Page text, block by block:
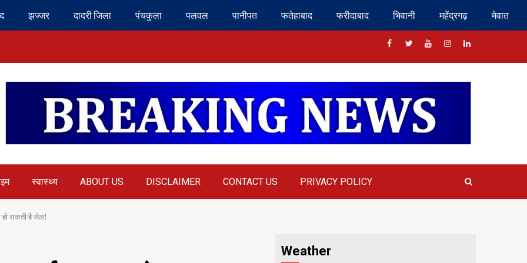
झज्जर दादरी जिला पंचकुला पलवल पानीपत फतेहाबाद फरीदाबाद भिवानी महेंद्रगढ़ मेवात
Facebook
TwitterYoutubeInstragram
Linkedin
स्वास्थ्य ABOUT US DISCLAIMER CONTACT US PRIVACY POLICY
हो सकती है जेल!
Weather